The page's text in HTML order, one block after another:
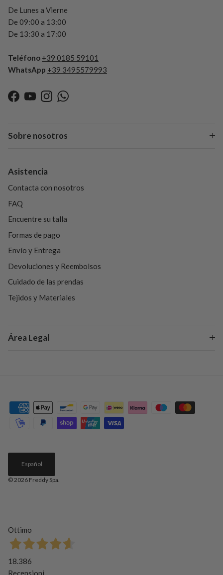
De Lunes a Vierne
De 09:00 a 13:00
De 13:30 a 17:00
Teléfono +39 0185 59101
WhatsApp +39 3495579993
Facebook
YouTubeInstagramWhatsApp
Sobre nosotros
Asistencia
Contacta con nosotros
FAQ
Encuentre su talla
Formas de pago
Envío y Entrega
Devoluciones y Reembolsos
Cuidado de las prendas
Tejidos y Materiales
Área Legal
Español
© 2026 Freddy Spa.
Ottimo
18.386
Recensioni